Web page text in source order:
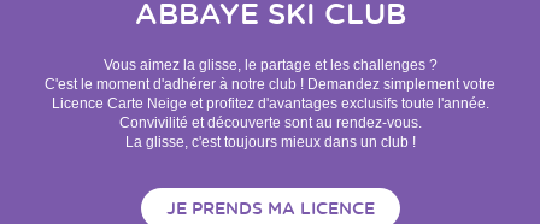
ABBAYE SKI CLUB
Vous aimez la glisse, le partage et les challenges ?
C'est le moment d'adhérer à notre club ! Demandez simplement votre
Licence Carte Neige et profitez d'avantages exclusifs toute l'année.
Convivilité et découverte sont au rendez-vous.
La glisse, c'est toujours mieux dans un club !
JE PRENDS MA LICENCE